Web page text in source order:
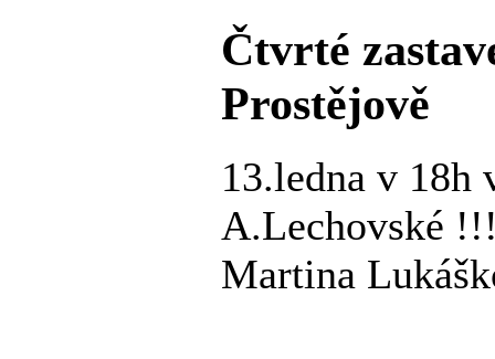
Čtvrté
Prostějově
13.ledna v 18h
A.Lechovské
Martina